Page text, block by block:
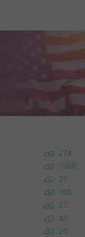
274
1388
71
106
27
49
20